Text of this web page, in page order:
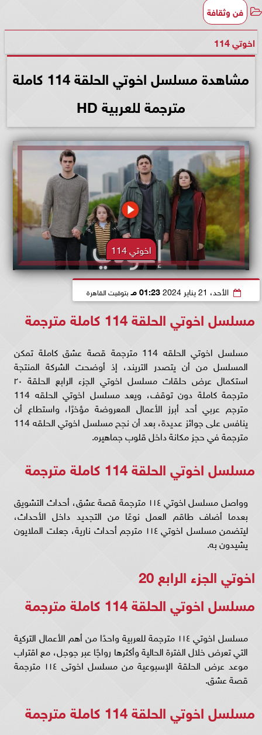
فن وثقافة
اخوتي 114
مشاهدة مسلسل اخوتي الحلقة 114 كاملة
مترجمة للعربية HD
اخوتي 114
الأحد، 21 يناير 2024 01:23 مـ بتوقيت القاهرة
مسلسل اخوتي الحلقة 114 كاملة مترجمة
مسلسل اخوتي الحلقه 114 مترجمة قصة عشق كاملة تمكن
المسلسل من أن يتصدر التريند، إذ أوضحت الشركة المنتجة
استكمال عرض حلقات مسلسل اخوتي الجزء الرابع الحلقة ٢٠
مترجمة كاملة دون توقف، ويعد مسلسل اخوتي الحلقه 114
مترجم عربي أحد أبرز الأعمال المعروضة مؤخرًا، واستطاع أن
ينافس على جوائز عديدة، بعد أن نجح مسلسل اخوتي الحلقه 114
مترجمة في حجز مكانة داخل قلوب جماهيره.
مسلسل اخوتي الحلقة 114 كاملة مترجمة
وواصل مسلسل اخوتي ١١٤ مترجمة قصة عشق، أحداث التشويق
بعدما أضاف طاقم العمل نوعًا من التجديد داخل الأحداث،
ليتضمن مسلسل اخوتي ١١٤ مترجم أحداث نارية، جعلت الملايون
يشيدون به.
اخوتي الجزء الرابع 20
مسلسل اخوتي الحلقة 114 كاملة مترجمة
مسلسل اخوتي ١١٤ مترجمة للعربية واحدًا من أهم الأعمال التركية
التي تعرض خلال الفترة الحالية وأكثرها رواجًا عبر جوجل، مع اقتراب
موعد عرض الحلقة الإسبوعية من مسلسل اخوتى ١١٤ مترجمة
قصة عشق.
مسلسل اخوتي الحلقة 114 كاملة مترجمة